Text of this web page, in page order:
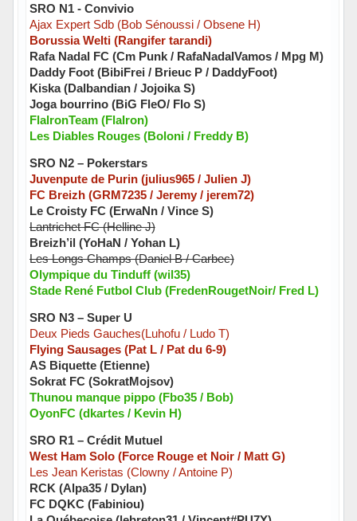
SRO N1 - Convivio
Ajax Expert Sdb (Bob Sénoussi / Obsene H)
Borussia Welti (Rangifer tarandi)
Rafa Nadal FC (Cm Punk / RafaNadalVamos / Mpg M)
Daddy Foot (BibiFrei / Brieuc P / DaddyFoot)
Kiska (Dalbandian / Jojoika S)
Joga bourrino (BiG FleO/ Flo S)
FlalronTeam (FlaIron)
Les Diables Rouges (Boloni / Freddy B)
SRO N2 – Pokerstars
Juvenpute de Purin (julius965 / Julien J)
FC Breizh (GRM7235 / Jeremy / jerem72)
Le Croisty FC (ErwaNn / Vince S)
Lantrichet FC (Helline J)
Breizh’il (YoHaN / Yohan L)
Les Longs Champs (Daniel B / Carbec)
Olympique du Tinduff (wil35)
Stade René Futbol Club (FredenRougetNoir/ Fred L)
SRO N3 – Super U
Deux Pieds Gauches(Luhofu / Ludo T)
Flying Sausages (Pat L / Pat du 6-9)
AS Biquette (Etienne)
Sokrat FC (SokratMojsov)
Thunou manque pippo (Fbo35 / Bob)
OyonFC (dkartes / Kevin H)
SRO R1 – Crédit Mutuel
West Ham Solo (Force Rouge et Noir / Matt G)
Les Jean Keristas (Clowny / Antoine P)
RCK (Alpa35 / Dylan)
FC DQKC (Fabiniou)